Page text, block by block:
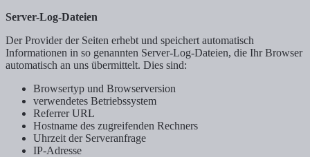
Server-Log-Dateien
Der Provider der Seiten erhebt und speichert automatisch
Informationen in so genannten Server-Log-Dateien, die Ihr Browser
automatisch an uns übermittelt. Dies sind:
Browsertyp und Browserversion
verwendetes Betriebssystem
Referrer URL
Hostname des zugreifenden Rechners
Uhrzeit der Serveranfrage
IP-Adresse